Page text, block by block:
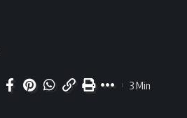
3 Min